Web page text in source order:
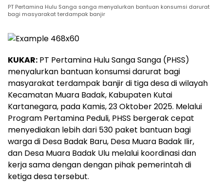
PT Pertamina Hulu Sanga sanga menyalurkan bantuan konsumsi darurat
bagi masyarakat terdampak banjir
KUKAR: PT Pertamina Hulu Sanga Sanga (PHSS)
menyalurkan bantuan konsumsi darurat bagi
masyarakat terdampak banjir di tiga desa di wilayah
Kecamatan Muara Badak, Kabupaten Kutai
Kartanegara, pada Kamis, 23 Oktober 2025. Melalui
Program Pertamina Peduli, PHSS bergerak cepat
menyediakan lebih dari 530 paket bantuan bagi
warga di Desa Badak Baru, Desa Muara Badak Ilir,
dan Desa Muara Badak Ulu melalui koordinasi dan
kerja sama dengan dengan pihak pemerintah di
ketiga desa tersebut.